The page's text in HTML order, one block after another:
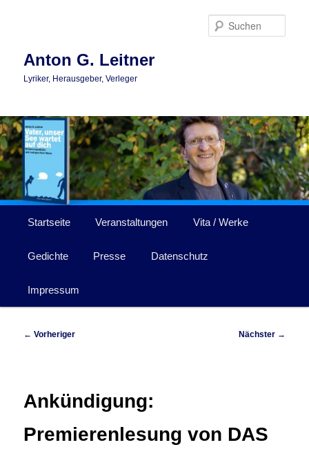
Anton G. Leitner
Lyriker, Herausgeber, Verleger
Startseite Veranstaltungen Vita / Werke
Gedichte Presse Datenschutz
Impressum
Beitragsnavigation
← Vorheriger Nächster →
Ankündigung:
Premierenlesung von DAS